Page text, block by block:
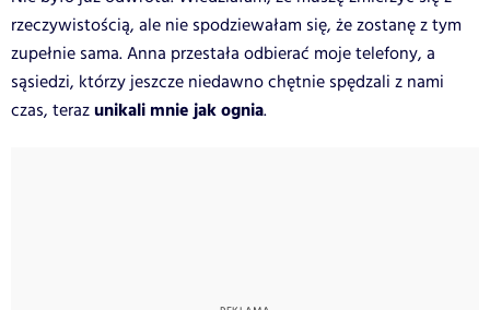
rzeczywistością, ale nie spodziewałam się, że zostanę z tym
zupełnie sama. Anna przestała odbierać moje telefony, a
sąsiedzi, którzy jeszcze niedawno chętnie spędzali z nami
czas, terazunikali mnie jak ognia.